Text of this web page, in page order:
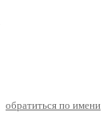
обратиться по имени